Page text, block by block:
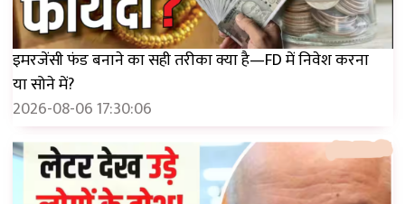
इमरजेंसी फंड बनाने का सही तरीका क्या है—FD में निवेश करना
या सोने में?
2026-08-06 17:30:06